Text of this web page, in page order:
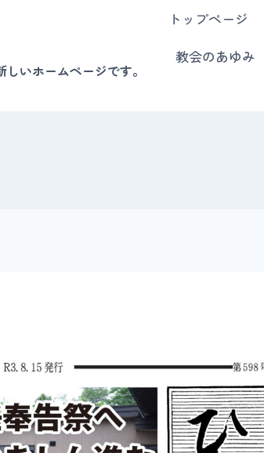
いホームページです。
トップページ
教会のあゆみ